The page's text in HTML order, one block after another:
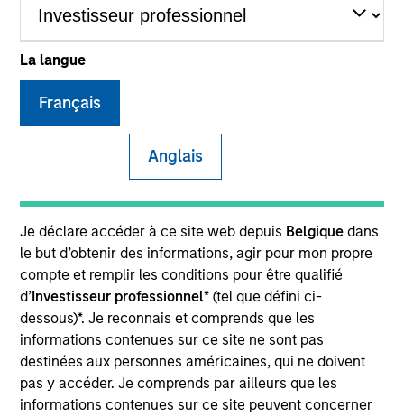
La langue
Français
Anglais
Je déclare accéder à ce site web depuis Belgique dans
le but d’obtenir des informations, agir pour mon propre
compte et remplir les conditions pour être qualifié
d’Investisseur professionnel* (tel que défini ci-
dessous)*. Je reconnais et comprends que les
informations contenues sur ce site ne sont pas
destinées aux personnes américaines, qui ne doivent
pas y accéder. Je comprends par ailleurs que les
informations contenues sur ce site peuvent concerner
Invested on
Apr 2022
Transaction Type
Founder Recapitalization
Fairway Lawns is a market leading provider of
residential lawncare services in the Southeast,
Midwest and Mid-Atlantic regions. Fairway operates
30+ branches and primarily provides recurring
lawncare services such as weed control and
fertilization, in addition to complementary services
including pest control, tree & shrub maintenance
and irrigation services.
View Current Employment Opportunities